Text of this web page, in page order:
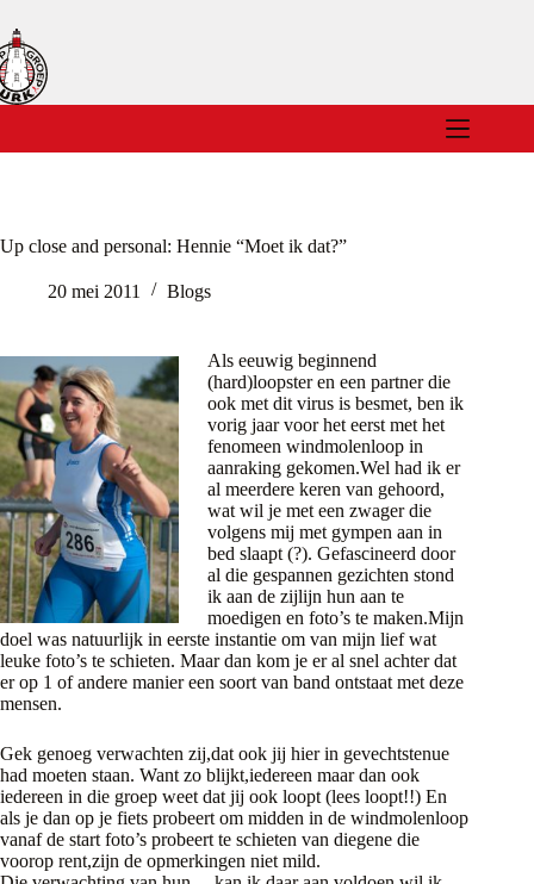
naar
de
inhoud
Up close and personal: Hennie “Moet ik dat?”
20 mei 2011 Blogs
Als eeuwig beginnend
(hard)loopster en een partner die
ook met dit virus is besmet, ben ik
vorig jaar voor het eerst met het
fenomeen windmolenloop in
aanraking gekomen.Wel had ik er
al meerdere keren van gehoord,
wat wil je met een zwager die
volgens mij met gympen aan in
bed slaapt (?). Gefascineerd door
al die gespannen gezichten stond
ik aan de zijlijn hun aan te
moedigen en foto’s te maken.Mijn
doel was natuurlijk in eerste instantie om van mijn lief wat
leuke foto’s te schieten. Maar dan kom je er al snel achter dat
er op 1 of andere manier een soort van band ontstaat met deze
mensen.
Gek genoeg verwachten zij,dat ook jij hier in gevechtstenue
had moeten staan. Want zo blijkt,iedereen maar dan ook
iedereen in die groep weet dat jij ook loopt (lees loopt!!) En
als je dan op je fiets probeert om midden in de windmolenloop
vanaf de start foto’s probeert te schieten van diegene die
voorop rent,zijn de opmerkingen niet mild.